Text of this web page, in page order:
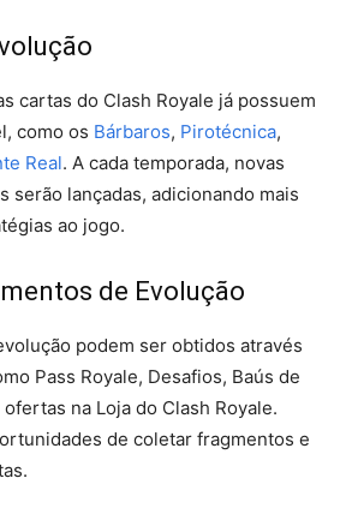
cartas do Clash Royale já possuem
como os Bárbaros, Pirotécnica,
Real. A cada temporada, novas
serão lançadas, adicionando mais
ao jogo.
de Evolução
podem ser obtidos através
Pass Royale, Desafios, Baús de
na Loja do Clash Royale.
de coletar fragmentos e